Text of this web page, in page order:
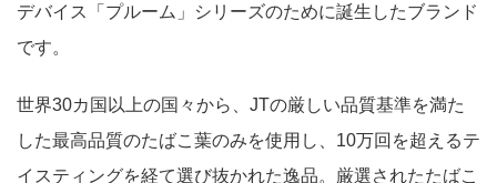
デバイス「プルーム」シリーズのために誕生したブランド
です。
世界30カ国以上の国々から、JTの厳しい品質基準を満た
した最高品質のたばこ葉のみを使用し、10万回を超えるテ
イスティングを経て選び抜かれた逸品。厳選されたたばこ